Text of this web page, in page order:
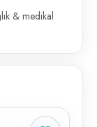
& medikal